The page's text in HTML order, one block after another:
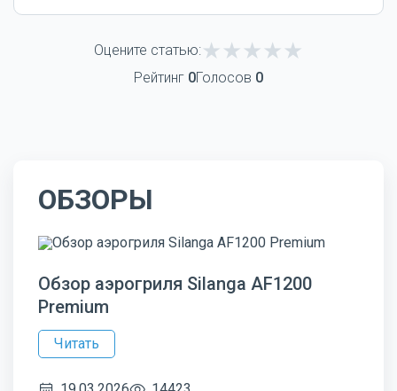
Оцените статью:
Рейтинг 0Голосов 0
ОБЗОРЫ
Обзор аэрогриля Silanga AF1200
Premium
Читать